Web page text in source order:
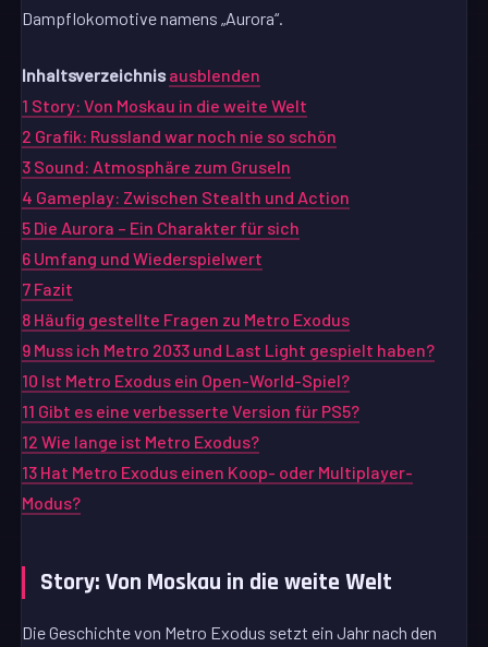
Dampflokomotive namens „Aurora“.
Inhaltsverzeichnis ausblenden
1 Story: Von Moskau in die weite Welt
2 Grafik: Russland war noch nie so schön
3 Sound: Atmosphäre zum Gruseln
4 Gameplay: Zwischen Stealth und Action
5 Die Aurora – Ein Charakter für sich
6 Umfang und Wiederspielwert
7 Fazit
8 Häufig gestellte Fragen zu Metro Exodus
9 Muss ich Metro 2033 und Last Light gespielt haben?
10 Ist Metro Exodus ein Open-World-Spiel?
11 Gibt es eine verbesserte Version für PS5?
12 Wie lange ist Metro Exodus?
13 Hat Metro Exodus einen Koop- oder Multiplayer-
Modus?
Story: Von Moskau in die weite Welt
Die Geschichte von Metro Exodus setzt ein Jahr nach den